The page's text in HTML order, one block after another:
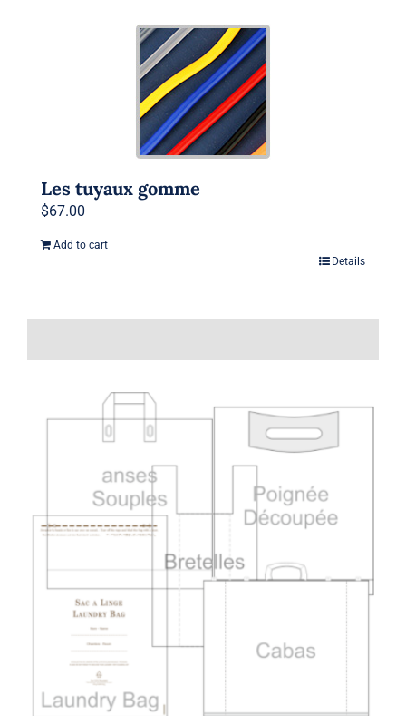
Les tuyaux gomme
$67.00
Add to cart
Details